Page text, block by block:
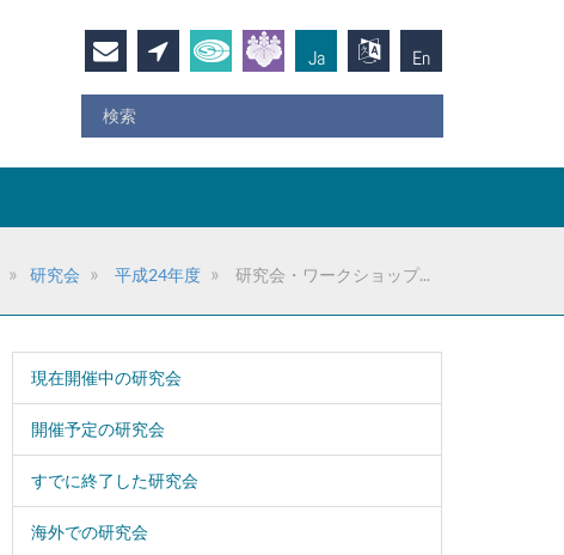
Ja En
研究会 平成24年度 研究会・ワークショップ...
現在開催中の研究会
開催予定の研究会
すでに終了した研究会
海外での研究会